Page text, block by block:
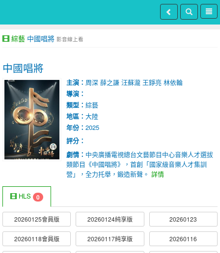
綜藝 中國唱將 影音線上看
中國唱將
主演： 周深 薛之謙 汪蘇瀧 王錚亮 林依輪
導演：
類型： 綜藝
地區： 大陸
年份： 2025
評分：
劇情： 中央廣播電視總台文藝節目中心音樂人才選拔
類節目《中國唱將》，首創「國家級音樂人才集訓
營」，全力托舉，鍛造新聲。 詳情
HLS 0
20260125會員版 20260124純享版 20260123
20260118會員版 20260117純享版 20260116